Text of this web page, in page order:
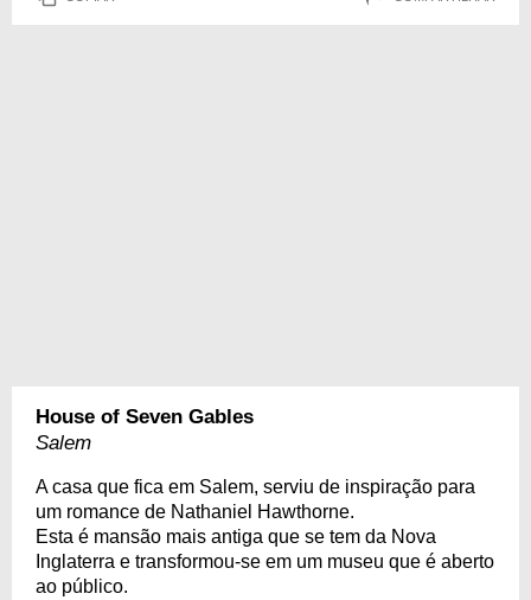
House of Seven Gables
Salem
A casa que fica em Salem, serviu de inspiração para
um romance de Nathaniel Hawthorne.
Esta é mansão mais antiga que se tem da Nova
Inglaterra e transformou-se em um museu que é aberto
ao público.